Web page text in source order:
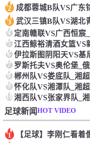
2 成都蓉城B队VS广东
3 武汉三镇B队VS湖北
4 定南赣联VS广西恒宸
5 江西鲸裕清酒女篮VS
6 伊拉斯图阴阳天VS基
7 罗斯托夫VS奥伦堡_
8 郴州队VS娄底队_湘
9 怀化队VS湘潭队_湘
10湘西队VS张家界队_
足球新闻HOT VIDEO
1